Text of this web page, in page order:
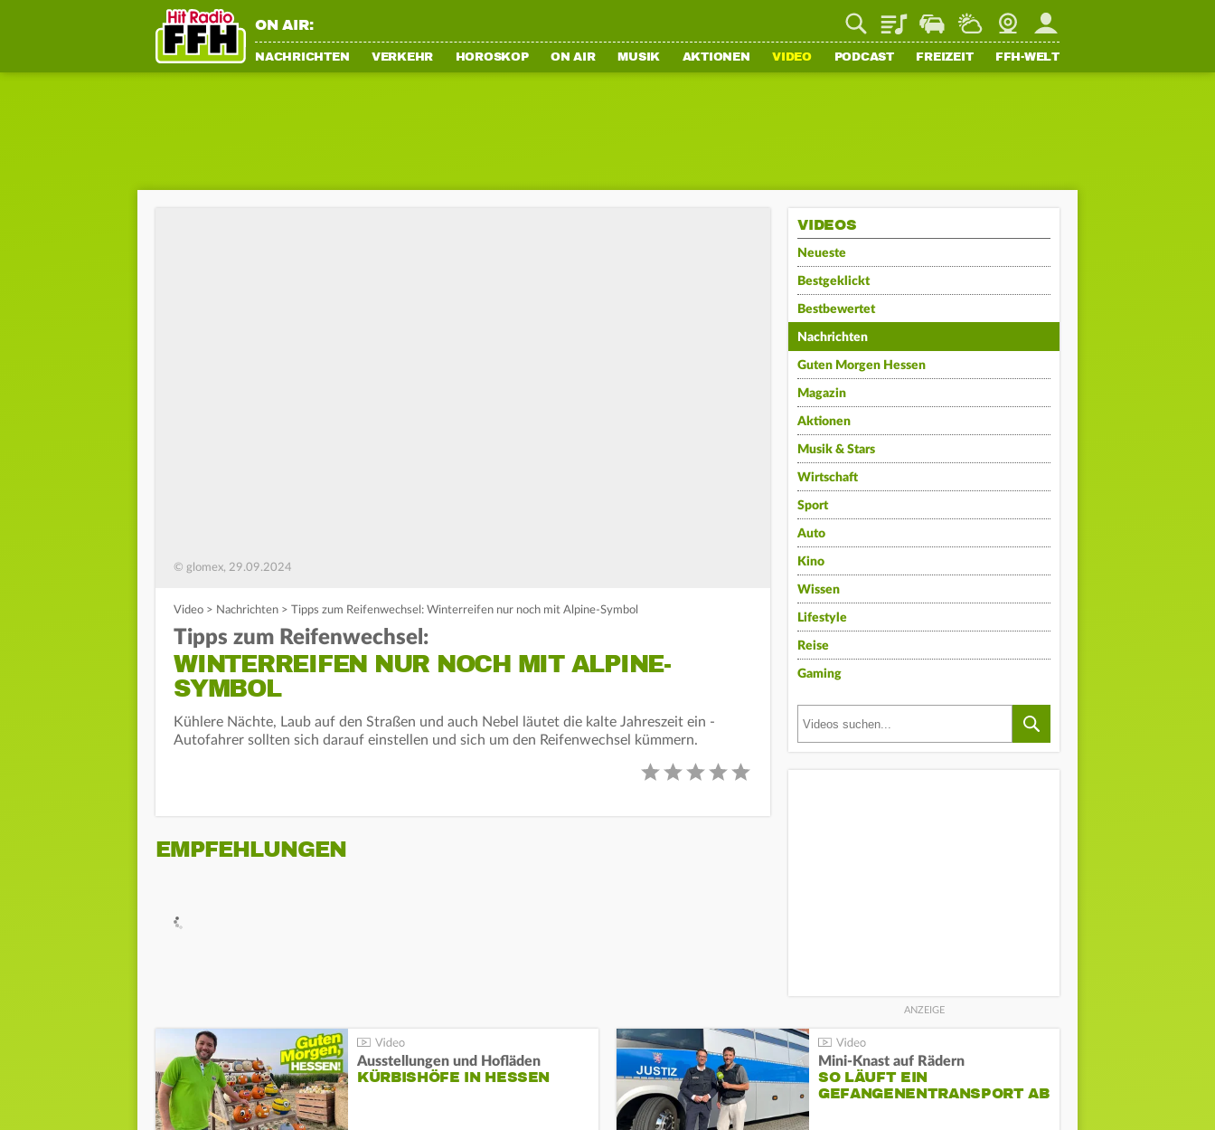
ON AIR: PlaylistStaupilotWetterWebcamMein FFH
NACHRICHTEN VERKEHR HOROSKOP ON AIR MUSIK AKTIONEN VIDEO PODCAST FREIZEIT FFH-WELT
© glomex, 29.09.2024
Video > Nachrichten > Tipps zum Reifenwechsel: Winterreifen nur noch mit Alpine-Symbol
Tipps zum Reifenwechsel:
WINTERREIFEN NUR NOCH MIT ALPINE-
SYMBOL
Kühlere Nächte, Laub auf den Straßen und auch Nebel läutet die kalte Jahreszeit ein -
Autofahrer sollten sich darauf einstellen und sich um den Reifenwechsel kümmern.
EMPFEHLUNGEN
VIDEOS
Neueste
Bestgeklickt
Bestbewertet
Nachrichten
Guten Morgen Hessen
Magazin
Aktionen
Musik & Stars
Wirtschaft
Sport
Auto
Kino
Wissen
Lifestyle
Reise
Gaming
Ausstellungen und Hofläden
KÜRBISHÖFE IN HESSEN
Mini-Knast auf Rädern
SO LÄUFT EIN
GEFANGENENTRANSPORT AB